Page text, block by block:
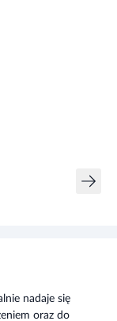
nadaje się
oraz do